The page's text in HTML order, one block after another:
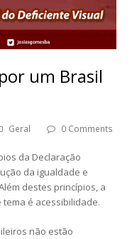
um Brasil
Geral 0 Comments
da Declaração
da igualdade e
destes princípios, a
é acessibilidade.
não estão